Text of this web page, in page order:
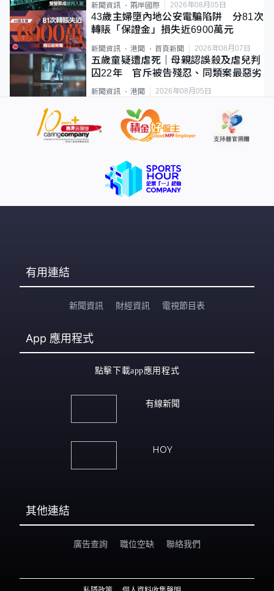
新聞資訊 兩岸國際 2026年08月05日
43歲主婦墮內地公安電騙陷阱 分81次
轉賬「保證金」損失近6900萬元
新聞資訊 港聞 首頁新聞 2026年08月07日
五歲童疑遭虐死｜母親認誤殺及虐兒判
囚22年 官斥被告殘忍、同類案最惡劣
新聞資訊 港聞 2026年08月05日
有用連結
新聞資訊 財經資訊 電視節目表
App 應用程式
點擊下載app應用程式
有線新聞
HOY
其他連結
廣告查詢 職位空缺 聯絡我們